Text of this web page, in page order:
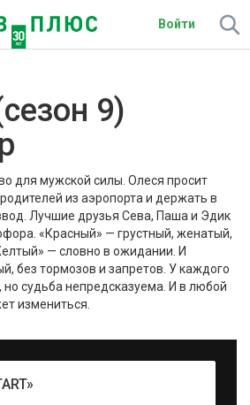
Войти
9)
для мужской силы. Олеся просит
из аэропорта и держать в
Лучшие друзья Сева, Паша и Эдик
«Красный» — грустный, женатый,
— словно в ожидании. И
без тормозов и запретов. У каждого
но судьба непредсказуема. И в любой
измениться.